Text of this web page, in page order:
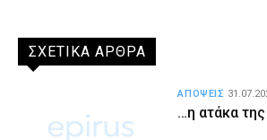
ΣΧΕΤΙΚΑ ΑΡΘΡΑ
…η ατάκα
ΑΠΟΨΕΙΣ